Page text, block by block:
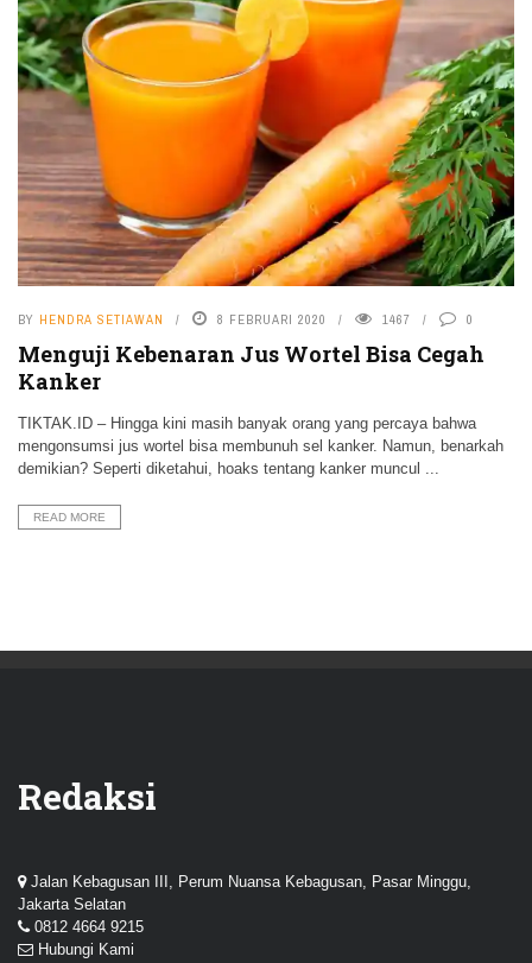
BY HENDRA SETIAWAN 8 FEBRUARI 2020 1467 0
Menguji Kebenaran Jus Wortel Bisa Cegah
Kanker
TIKTAK.ID – Hingga kini masih banyak orang yang percaya bahwa
mengonsumsi jus wortel bisa membunuh sel kanker. Namun, benarkah
demikian? Seperti diketahui, hoaks tentang kanker muncul ...
READ MORE
Redaksi
Jalan Kebagusan III, Perum Nuansa Kebagusan, Pasar Minggu,
Jakarta Selatan
0812 4664 9215
Hubungi Kami